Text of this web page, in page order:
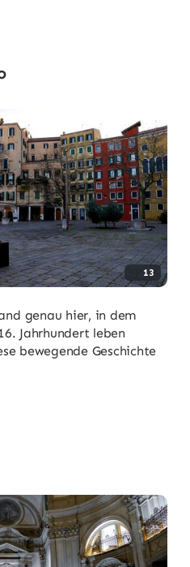
13
genau hier, in dem
Jahrhundert leben
bewegende Geschichte